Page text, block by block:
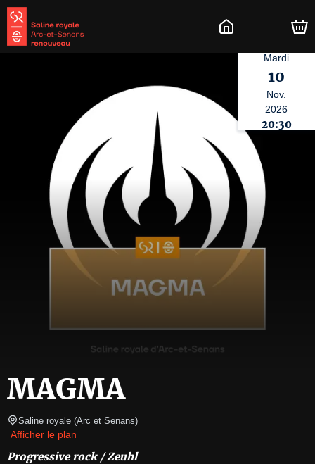
Mardi
10
Nov.
2026
20:30
MAGMA
Saline royale (Arc et Senans)
Afficher le plan
Progressive rock / Zeuhl